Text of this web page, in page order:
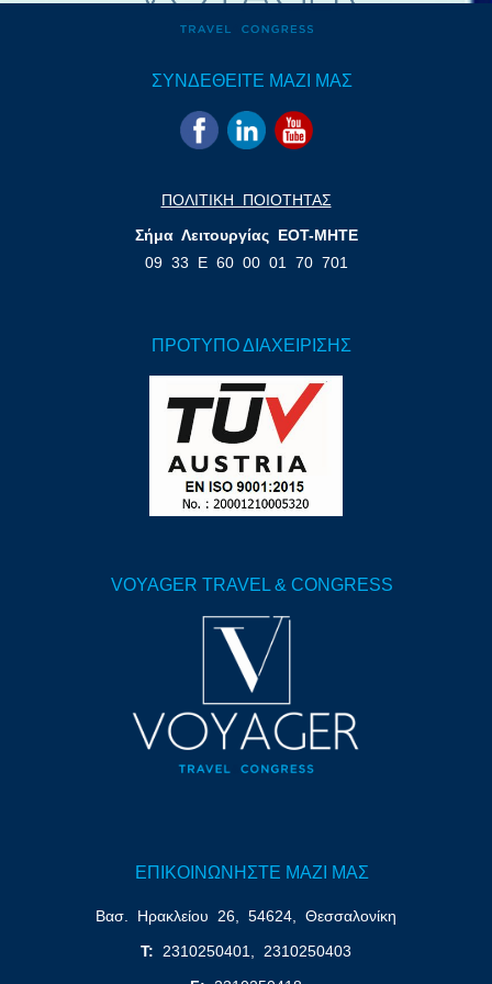
ΣΥΝΔΕΘΕΙΤΕ ΜΑΖΙ ΜΑΣ
ΠΟΛΙΤΙΚΗ ΠΟΙΟΤΗΤΑΣ
Σήμα Λειτουργίας ΕΟΤ-ΜΗΤΕ
09 33 Ε 60 00 01 70 701
ΠΡΟΤΥΠΟ ΔΙΑΧΕΙΡΙΣΗΣ
VOYAGER ΤRAVEL & CONGRESS
ΕΠΙΚΟΙΝΩΝΗΣΤΕ ΜΑΖΙ ΜΑΣ
Βασ. Ηρακλείου 26, 54624, Θεσσαλονίκη
T: 2310250401, 2310250403